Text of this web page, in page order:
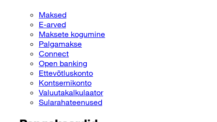
Maksed
E-arved
Maksete kogumine
Palgamakse
Connect
Open banking
Ettevõtluskonto
Kontsernikonto
Valuutakalkulaator
Sularahateenused